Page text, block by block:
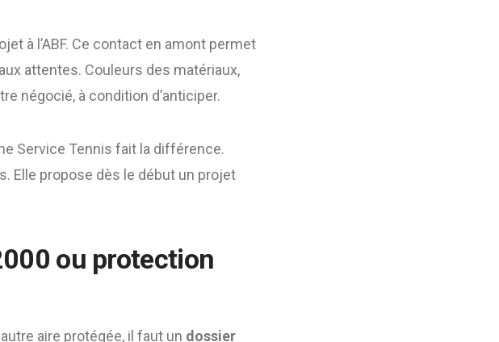
à l’ABF. Ce contact en amont permet
attentes. Couleurs des matériaux,
négocié, à condition d’anticiper.
Service Tennis fait la différence.
Elle propose dès le début un projet
ou protection
aire protégée, il faut un dossier